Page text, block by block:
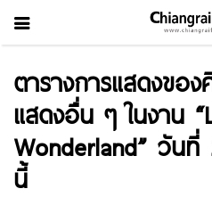
ตารางการแสดงขอ
แสดงอื่น ๆ ในงาน
Wonderland” วัน
นี้